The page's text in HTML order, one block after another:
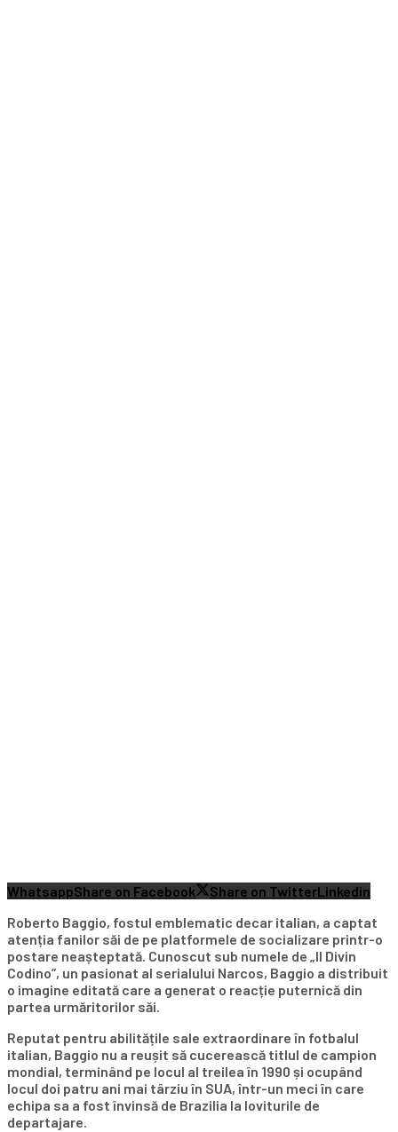
WhatsappShare on Facebook Share on TwitterLinkedin
Roberto Baggio, fostul emblematic decar italian, a captat
atenția fanilor săi de pe platformele de socializare printr-o
postare neașteptată. Cunoscut sub numele de „Il Divin
Codino”, un pasionat al serialului Narcos, Baggio a distribuit
o imagine editată care a generat o reacție puternică din
partea urmăritorilor săi.
Reputat pentru abilitățile sale extraordinare în fotbalul
italian, Baggio nu a reușit să cucerească titlul de campion
mondial, terminând pe locul al treilea în 1990 și ocupând
locul doi patru ani mai târziu în SUA, într-un meci în care
echipa sa a fost învinsă de Brazilia la loviturile de
departajare.